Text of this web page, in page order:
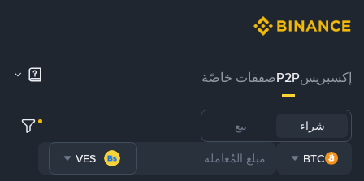
إكسبريسP2Pصفقات خاصّة
شراء بيع
BTC
VES